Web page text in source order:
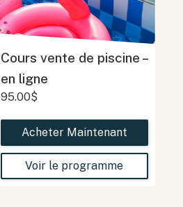
Cours vente de piscine –
en ligne
95.00$
Acheter Maintenant
Voir le programme